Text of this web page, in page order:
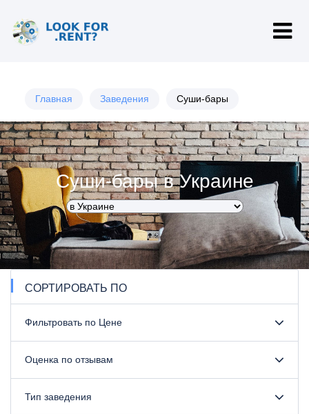
Главная Заведения Суши-бары
Суши-бары в Украине
СОРТИРОВАТЬ ПО
Фильтровать по Цене
Оценка по отзывам
Тип заведения